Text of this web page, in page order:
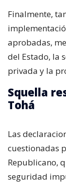
Finalmente,
aprobadas,
del Estado, la
privada y la
Squella
Tohá
Las
cuestionadas
Republicano,
seguridad